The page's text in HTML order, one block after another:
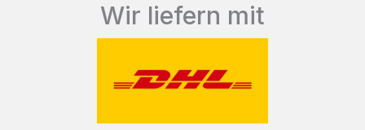
Wir liefern mit